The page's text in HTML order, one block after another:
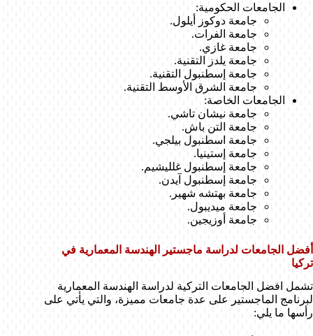
الجامعات الحكومية:
جامعة دوكوز أيلول.
جامعة الفرات.
جامعة غازي.
جامعة يلدز التقنية.
جامعة إسطنبول التقنية.
جامعة الشرق الأوسط التقنية.
الجامعات الخاصة:
جامعة نيشان تاشي.
جامعة التن باش.
جامعة اسطنبول بيلجي.
جامعة إستينيا.
جامعة إسطنبول غلليشيم.
جامعة إسطنبول آيدن.
جامعة بهتشه شهير.
جامعة ميديبول.
جامعة أوزيجين.
أفضل الجامعات لدراسة ماجستير الهندسة المعمارية في
تركيا
تشمل افضل الجامعات التركية لدراسة الهندسة المعمارية
لبرنامج الماجستير على عدة جامعات مميزة، والتي يأتي على
رأسها ما يلي: